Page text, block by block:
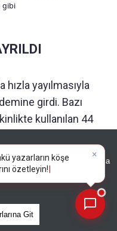
sitemizde
KVKK ve GDPR kapsamında
Metnimizi
Git
gibi
yayılmasıyla
girdi. Bazı
kullanılan 44
yorumlar
'eğlenceli' buldu. Bu
uzatılan
devam edecek.